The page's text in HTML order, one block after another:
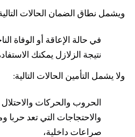
ويشمل نطاق الضمان الحالات
في حالة الإعاقة أو الوفاة
نتيجة الزلازل يمكنك
ولا يشمل التأمين الحالات التالية:
الحروب والحركات
والاحتجاجات التي تعد حربا
صراعات داخلية،